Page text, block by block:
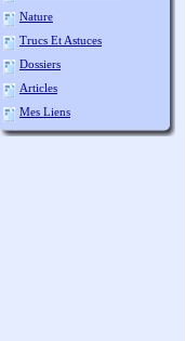
Nature
Trucs Et Astuces
Dossiers
Articles
Mes Liens